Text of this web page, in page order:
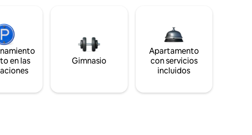
en las
Gimnasio
Apartamento
con servicios
incluidos